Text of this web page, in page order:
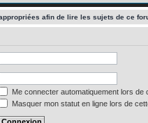
afin de lire les sujets de ce
Me connecter automatiquement lors de
Masquer mon statut en ligne lors de